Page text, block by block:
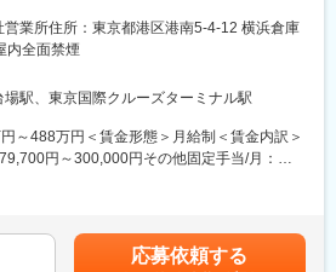
益な情報を継続的に提供しています。
める業務
機器、医療用検査試薬、介護用品、健康食
卸売販売を行っています。約1000メーカ
取り扱いっており、お客様の多様な要望に対
、製品だけでなく、新製品・業界情報の提
支援、地域医療への貢献など、多岐にわたる
提供も行っています。
速に対応するための物流拠点「医薬品センタ
務は以下のとおりです。各業務の割合は営業5
理2割となっております。
おり、ノルマも無いため数字に追われるこ
できます！
者へのセールス活動
動物病院へのアフターフォロー
、設置（主に器械類）
営業所住所：東京都港区港南5-4-12 横浜倉庫
内全面禁煙
駅、東京国際クルーズターミナル駅
～488万円＜賃金形態＞月給制＜賃金内訳＞
円～300,000円その他固定手当/月：
る可能性があります。月給(月額)は固定手当を
応募依頼する